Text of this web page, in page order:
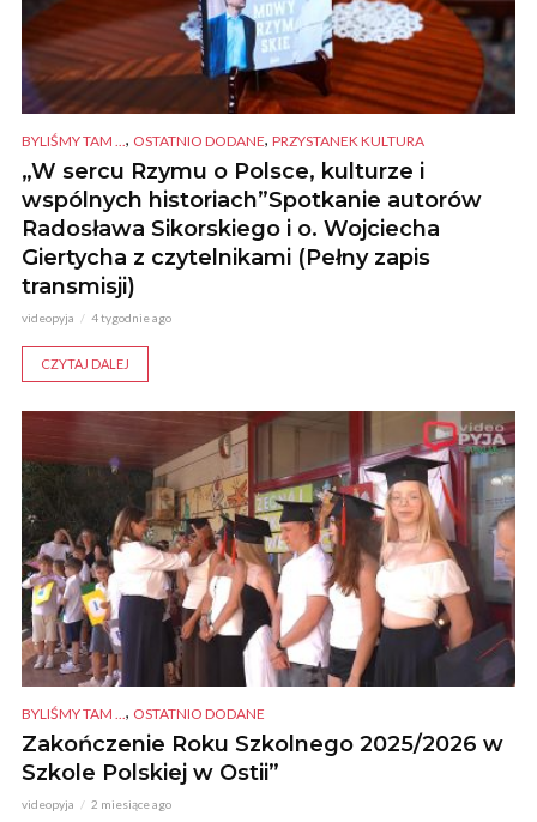
BYLIŚMY TAM ... , OSTATNIO DODANE, PRZYSTANEK KULTURA
„W sercu Rzymu o Polsce, kulturze i
wspólnych historiach”Spotkanie autorów
Radosława Sikorskiego i o. Wojciecha
Giertycha z czytelnikami (Pełny zapis
transmisji)
videopyja 4 tygodnie ago
CZYTAJ DALEJ
BYLIŚMY TAM ... , OSTATNIO DODANE
Zakończenie Roku Szkolnego 2025/2026 w
Szkole Polskiej w Ostii”
videopyja 2 miesiące ago